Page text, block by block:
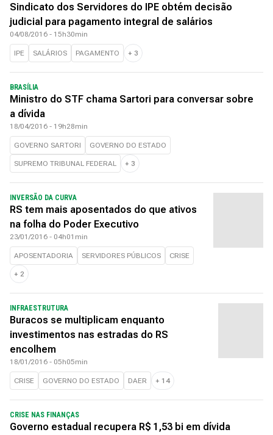
Sindicato dos Servidores do IPE obtém decisão
judicial para pagamento integral de salários
04/08/2016 - 15h30min
IPE SALÁRIOS PAGAMENTO + 3
BRASÍLIA
Ministro do STF chama Sartori para conversar sobre
a dívida
18/04/2016 - 19h28min
GOVERNO SARTORI GOVERNO DO ESTADO
SUPREMO TRIBUNAL FEDERAL + 3
INVERSÃO DA CURVA
RS tem mais aposentados do que ativos
na folha do Poder Executivo
23/01/2016 - 04h01min
APOSENTADORIA SERVIDORES PÚBLICOS CRISE
+ 2
INFRAESTRUTURA
Buracos se multiplicam enquanto
investimentos nas estradas do RS
encolhem
18/01/2016 - 05h05min
CRISE GOVERNO DO ESTADO DAER + 14
CRISE NAS FINANÇAS
Governo estadual recupera R$ 1,53 bi em dívida